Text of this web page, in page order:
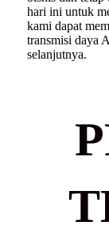
hari ini untuk
kami dapat
transmisi daya
selanjutnya.